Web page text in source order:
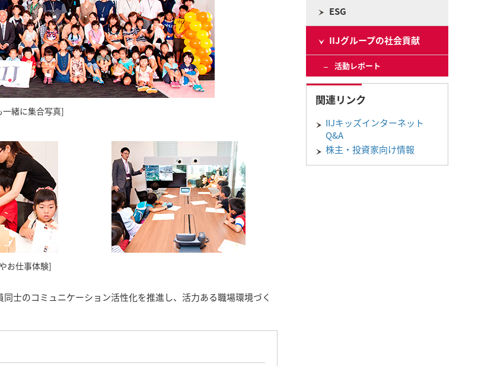
緒に集合写真]
お仕事体験]
士のコミュニケーション活性化を推進し、活力ある職場環境づく
ESG
IIJグループの社会貢献
活動レポート
関連リンク
IIJキッズインターネット
Q&A
株主・投資家向け情報